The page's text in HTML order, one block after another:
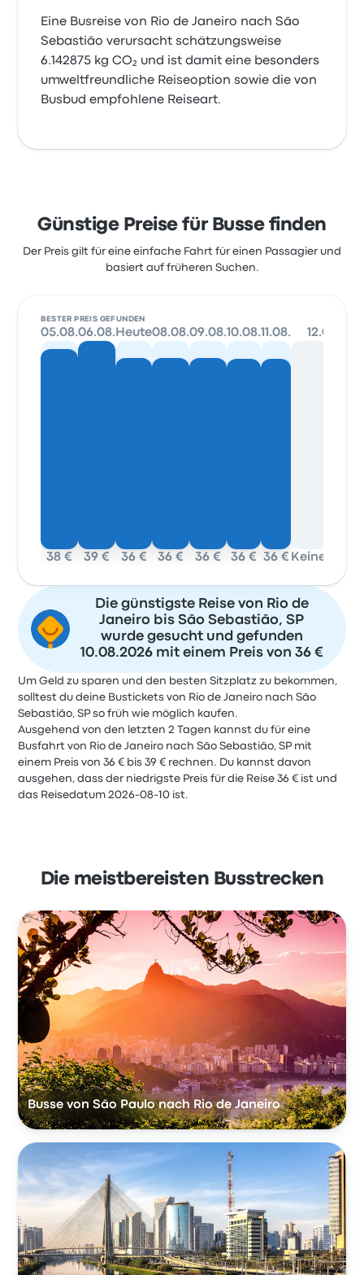
Eine Busreise von Rio de Janeiro nach São
Sebastião verursacht schätzungsweise
6.142875 kg CO₂ und ist damit eine besonders
umweltfreundliche Reiseoption sowie die von
Busbud empfohlene Reiseart.
Günstige Preise für Busse finden
Der Preis gilt für eine einfache Fahrt für einen Passagier und
basiert auf früheren Suchen.
BESTER PREIS GEFUNDEN
05.08.
38 €
06.08.
39 €
Heute
36 €
08.08.
36 €
09.08.
36 €
10.08.
36 €
11.08.
36 €
12.08.
Die günstigste Reise von Rio de
Janeiro bis São Sebastião, SP
wurde gesucht und gefunden
10.08.2026 mit einem Preis von 36 €
Um Geld zu sparen und den besten Sitzplatz zu bekommen,
solltest du deine Bustickets von Rio de Janeiro nach São
Sebastião, SP so früh wie möglich kaufen.
Ausgehend von den letzten 2 Tagen kannst du für eine
Busfahrt von Rio de Janeiro nach São Sebastião, SP mit
einem Preis von 36 € bis 39 € rechnen. Du kannst davon
ausgehen, dass der niedrigste Preis für die Reise 36 € ist und
das Reisedatum 2026-08-10 ist.
Die meistbereisten Busstrecken
Busse von São Paulo nach Rio de Janeiro